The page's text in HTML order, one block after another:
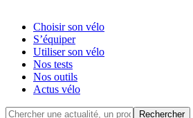
Choisir son vélo
S’équiper
Utiliser son vélo
Nos tests
Nos outils
Actus vélo